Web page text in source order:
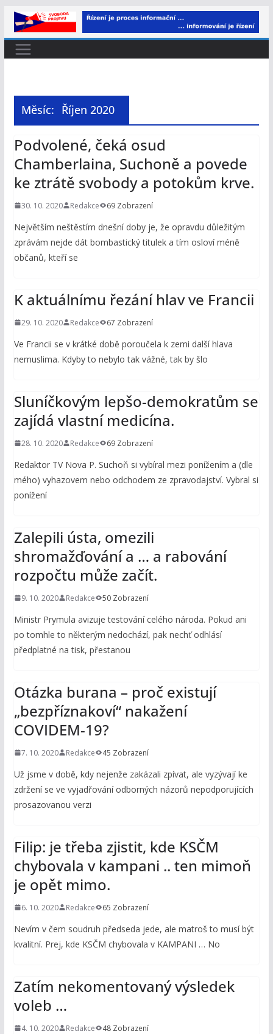
Přeskočit
na
obsah
Měsíc: Říjen 2020
Podvolené, čeká osud
Chamberlaina, Suchoně a povede
ke ztrátě svobody a potokům krve.
30. 10. 2020 Redakce 69 Zobrazení
Největším neštěstím dnešní doby je, že opravdu důležitým
zprávám nejde dát bombastický titulek a tím osloví méně
občanů, kteří se
K aktuálnímu řezání hlav ve Francii
29. 10. 2020 Redakce 67 Zobrazení
Ve Francii se v krátké době poroučela k zemi další hlava
nemuslima. Kdyby to nebylo tak vážné, tak by šlo
Sluníčkovým lepšo-demokratům se
zajídá vlastní medicína.
28. 10. 2020 Redakce 69 Zobrazení
Redaktor TV Nova P. Suchoň si vybíral mezi ponížením a (dle
mého) vyhazovem nebo odchodem ze zpravodajství. Vybral si
ponížení
Zalepili ústa, omezili
shromažďování a … a rabování
rozpočtu může začít.
9. 10. 2020 Redakce 50 Zobrazení
Ministr Prymula avizuje testování celého národa. Pokud ani
po tomhle to některým nedochází, pak nechť odhlásí
předplatné na tisk, přestanou
Otázka burana – proč existují
„bezpříznakoví“ nakažení
COVIDEM-19?
7. 10. 2020 Redakce 45 Zobrazení
Už jsme v době, kdy nejenže zakázali zpívat, ale vyzývají ke
zdržení se ve vyjadřování odborných názorů nepodporujících
prosazovanou verzi
Filip: je třeba zjistit, kde KSČM
chybovala v kampani .. ten mimoň
je opět mimo.
6. 10. 2020 Redakce 65 Zobrazení
Nevím v čem soudruh předseda jede, ale matroš to musí být
kvalitní. Prej, kde KSČM chybovala v KAMPANI … No
Zatím nekomentovaný výsledek
voleb …
4. 10. 2020 Redakce 48 Zobrazení